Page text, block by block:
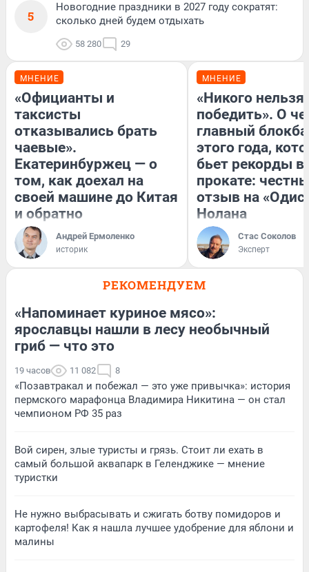
5
Новогодние праздники в 2027 году сократят:
сколько дней будем отдыхать
58 280 29
МНЕНИЕ
«Официанты и
таксисты
отказывались брать
чаевые».
Екатеринбуржец — о
том, как доехал на
своей машине до Китая
и обратно
Андрей Ермоленко
историк
МНЕНИЕ
«Никого нельзя
победить». О
главный
этого года,
бьет рекорды в
прокате:
отзыв на
Нолана
Стас Соколов
Эксперт
РЕКОМЕНДУЕМ
«Напоминает куриное мясо»:
ярославцы нашли в лесу необычный
гриб — что это
19 часов 11 082 8
«Позавтракал и побежал — это уже привычка»: история
пермского марафонца Владимира Никитина — он стал
чемпионом РФ 35 раз
Вой сирен, злые туристы и грязь. Стоит ли ехать в
самый большой аквапарк в Геленджике — мнение
туристки
Не нужно выбрасывать и сжигать ботву помидоров и
картофеля! Как я нашла лучшее удобрение для яблони и
малины